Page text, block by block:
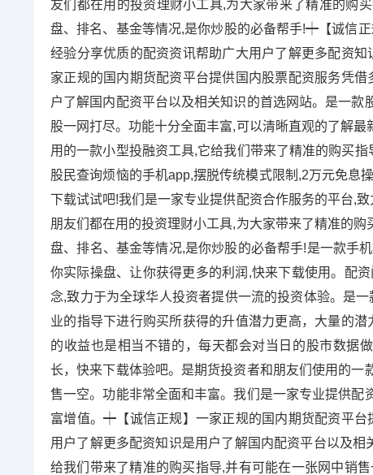
友们都在用的投资理财小工具,为大家带来了精准的购
盘、排名、基金等情况,是你炒股的必备帮手!┿【诚信
经验分享优质的配资资讯帮助广大用户了解更多配资
家正规的国内期货配资平台提供国内股票配资服务凭
户了解国内配资平台以及相关知识的首选网站。是一
股一网打尽。功能十分全面丰富,可以清晰直观的了解
用的一款小型投融资工具,它给我们带来了精准的购买
股民查询烦恼的手机app,摆脱传统模式限制,2万元免息
下载试试吧!我们是一家专业提供配资合作服务的平台,
朋友们都在用的投资理财小工具,为大家带来了精准的
盘、排名、基金等情况,是你炒股的必备帮手!是一款手
你实际操盘、让你获得更多的利润,快来下载使用。配
念,致力于为全球华人投资者提供一流的投资体验。是
业的指导下进行购买所获得的升值潜力更高，大量的
的收益也是相当不错的，每天都会对当日的股市数据
长，快来下载体验吧。是期货投资者和朋友们使用的
售一空。功能非常全面和丰富。我们是一家专业提供
富增值。┿【诚信正规】一家正规的国内期货配资平
用户了解更多配资知识是用户了解国内配资平台以及
给我们带来了精准的购买指导,并有可能在一张网中销